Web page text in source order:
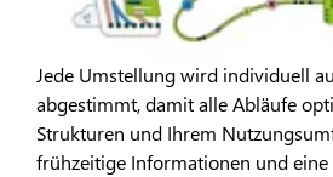
Jede Umstellung wird individuell
abgestimmt, damit alle Abläufe
Strukturen und Ihrem
frühzeitige Informationen und